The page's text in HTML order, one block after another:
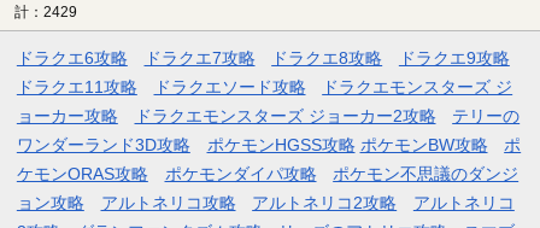
計：2429
ドラクエ6攻略 ドラクエ7攻略 ドラクエ8攻略
ドラクエ9攻略
ドラクエ11攻略
ドラクエソード攻略
ドラクエモンスターズ ジ
ョーカー攻略
ドラクエモンスターズ ジョーカー2攻略
テリーの
ワンダーランド3D攻略
ポケモンHGSS攻略 ポケモンBW攻略
ポ
ケモンORAS攻略
ポケモンダイパ攻略
ポケモン不思議のダンジ
ョン攻略
アルトネリコ攻略 アルトネリコ2攻略
アルトネリコ